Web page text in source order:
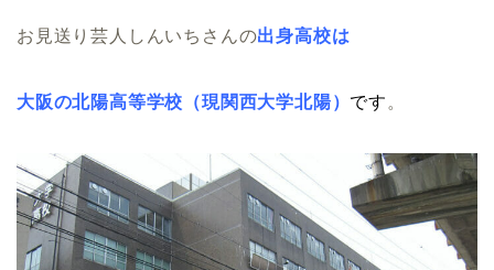
お見送り芸人しんいちさんの出身高校は
大阪の北陽高等学校（現関西大学北陽） です 。